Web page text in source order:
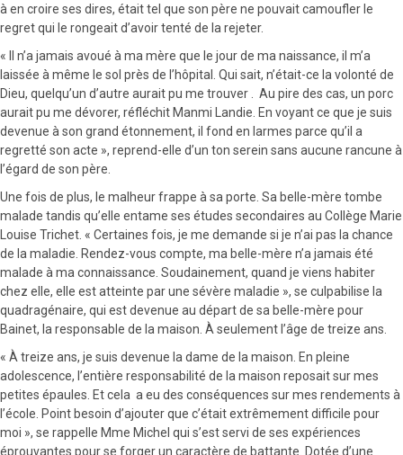
à en croire ses dires, était tel que son père ne pouvait camoufler le
regret qui le rongeait d’avoir tenté de la rejeter.
« Il n’a jamais avoué à ma mère que le jour de ma naissance, il m’a
laissée à même le sol près de l’hôpital. Qui sait, n’était-ce la volonté de
Dieu, quelqu’un d’autre aurait pu me trouver . Au pire des cas, un porc
aurait pu me dévorer, réfléchit Manmi Landie. En voyant ce que je suis
devenue à son grand étonnement, il fond en larmes parce qu’il a
regretté son acte », reprend-elle d’un ton serein sans aucune rancune à
l’égard de son père.
Une fois de plus, le malheur frappe à sa porte. Sa belle-mère tombe
malade tandis qu’elle entame ses études secondaires au Collège Marie
Louise Trichet. « Certaines fois, je me demande si je n’ai pas la chance
de la maladie. Rendez-vous compte, ma belle-mère n’a jamais été
malade à ma connaissance. Soudainement, quand je viens habiter
chez elle, elle est atteinte par une sévère maladie », se culpabilise la
quadragénaire, qui est devenue au départ de sa belle-mère pour
Bainet, la responsable de la maison. À seulement l’âge de treize ans.
« À treize ans, je suis devenue la dame de la maison. En pleine
adolescence, l’entière responsabilité de la maison reposait sur mes
petites épaules. Et cela a eu des conséquences sur mes rendements à
l’école. Point besoin d’ajouter que c’était extrêmement difficile pour
moi », se rappelle Mme Michel qui s’est servi de ses expériences
éprouvantes pour se forger un caractère de battante. Dotée d’une